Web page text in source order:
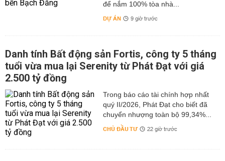
để nắm 100% tòa nhà...
DỰ ÁN 9 giờ trước
Danh tính Bất động sản Fortis, công ty 5 tháng
tuổi vừa mua lại Serenity từ Phát Đạt với giá
2.500 tỷ đồng
Trong báo cáo tài chính hợp nhất
quý II/2026, Phát Đạt cho biết đã
chuyển nhượng toàn bộ 99,34%...
CHỦ ĐẦU TƯ 22 giờ trước